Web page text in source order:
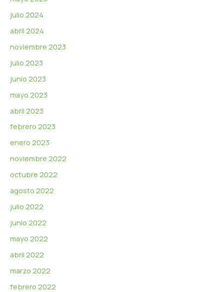
julio 2024
abril 2024
noviembre 2023
julio 2023
junio 2023
mayo 2023
abril 2023
febrero 2023
enero 2023
noviembre 2022
octubre 2022
agosto 2022
julio 2022
junio 2022
mayo 2022
abril 2022
marzo 2022
febrero 2022